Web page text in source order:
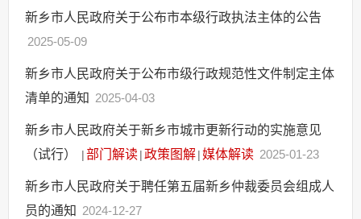
新乡市人民政府关于公布市本级行政执法主体的公告
2025-05-09
新乡市人民政府关于公布市级行政规范性文件制定主体
清单的通知 2025-04-03
新乡市人民政府关于新乡市城市更新行动的实施意见
（试行）
|部门解读|政策图解|媒体解读 2025-01-23
新乡市人民政府关于聘任第五届新乡仲裁委员会组成人
员的通知 2024-12-27